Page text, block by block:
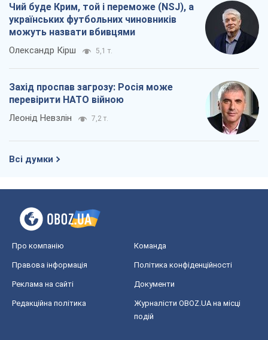
Чий буде Крим, той і переможе (NSJ), а
українських футбольних чиновників
можуть назвати вбивцями
Олександр Кірш 5,1 т.
Захід проспав загрозу: Росія може
перевірити НАТО війною
Леонід Невзлін 7,2 т.
Всі думки
Про компанію Команда
Правова інформація Політика конфіденційності
Реклама на сайті Документи
Редакційна політика
Журналісти OBOZ.UA на місці
подій